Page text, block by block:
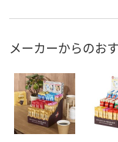
メーカーからのお